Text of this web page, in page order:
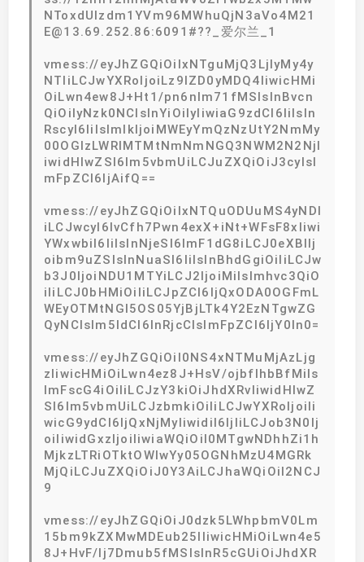
NToxdUIzdm1YVm96MWhuQjN3aVo4M21
E@13.69.252.86:6091#??_爱尔兰_1
vmess://eyJhZGQiOiIxNTguMjQ3LjIyMy4y
NTIiLCJwYXRoIjoiLz9lZD0yMDQ4IiwicHMi
OiLwn4ew8J+Ht1/pn6nlm71fMSIsInBvcn
QiOiIyNzk0NCIsInYiOiIyIiwiaG9zdCI6IiIsIn
RscyI6IiIsImlkIjoiMWEyYmQzNzUtY2NmMy
00OGIzLWRlMTMtNmNmNGQ3NWM2N2NjI
iwidHlwZSI6Im5vbmUiLCJuZXQiOiJ3cyIsI
mFpZCI6IjAifQ==
vmess://eyJhZGQiOiIxNTQuODUuMS4yNDI
iLCJwcyI6IvCfh7Pwn4exX+iNt+WFsF8xIiwi
YWxwbiI6IiIsInNjeSI6ImF1dG8iLCJ0eXBlIj
oibm9uZSIsInNuaSI6IiIsInBhdGgiOiIiLCJw
b3J0IjoiNDU1MTYiLCJ2IjoiMiIsImhvc3QiO
iIiLCJ0bHMiOiIiLCJpZCI6IjQxODA0OGFmL
WEyOTMtNGI5OS05YjBjLTk4Y2EzNTgwZG
QyNCIsIm5ldCI6InRjcCIsImFpZCI6IjY0In0=
vmess://eyJhZGQiOiI0NS4xNTMuMjAzLjg
zIiwicHMiOiLwn4ez8J+HsV/ojbflhbBfMiIs
ImFscG4iOiIiLCJzY3kiOiJhdXRvIiwidHlwZ
SI6Im5vbmUiLCJzbmkiOiIiLCJwYXRoIjoiIi
wicG9ydCI6IjQxNjMyIiwidiI6IjIiLCJob3N0Ij
oiIiwidGxzIjoiIiwiaWQiOiI0MTgwNDhhZi1h
MjkzLTRiOTktOWIwYy05OGNhMzU4MGRk
MjQiLCJuZXQiOiJ0Y3AiLCJhaWQiOiI2NCJ
9
vmess://eyJhZGQiOiJ0dzk5LWhpbmV0Lm
15bm9kZXMwMDEub25lIiwicHMiOiLwn4e5
8J+HvF/lj7Dmub5fMSIsInR5cGUiOiJhdXR